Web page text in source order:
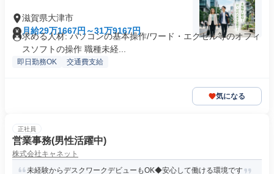
滋賀県大津市
月給29万1667円～31万9167円
求める人材: パソコンの基本操作/ワード・エクセル等のオフィ
スソフトの操作 職種未経...
即日勤務OK 交通費支給
気になる
正社員
営業事務(男性活躍中)
株式会社キャネット
未経験からデスクワークデビューもOK◆安心して働ける環境です